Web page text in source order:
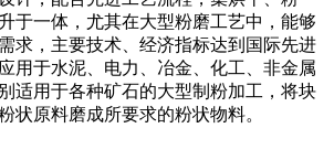
于一体，尤其在大型粉磨工艺中，能够
求，主要技术、经济指标达到国际先进
用于水泥、电力、冶金、化工、非金属
适用于各种矿石的大型制粉加工，将块
状原料磨成所要求的粉状物料。